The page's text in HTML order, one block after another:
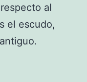
al
el escudo,